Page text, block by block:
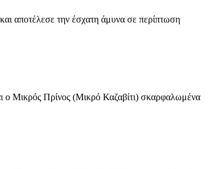
αποτέλεσε την έσχατη άμυνα σε περίπτωση
ο Μικρός Πρίνος (Μικρό Καζαβίτι) σκαρφαλωμένα